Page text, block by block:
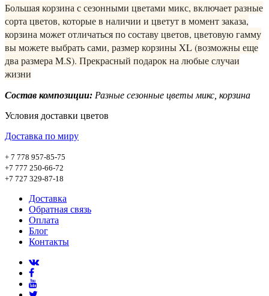
Большая корзина с сезонными цветами микс, включает разные
сорта цветов, которые в наличии и цветут в момент заказа,
корзина может отличаться по составу цветов, цветовую гамму
вы можете выбрать сами, размер корзины XL (возможны еще
два размера M.S). Прекрасный подарок на любые случаи
жизни
Состав композиции: Разные сезонные цветы микс, корзина
Условия доставки цветов
Доставка по миру
+ 7 778 957-85-75
+7 777 250-66-72
+7 727 329-87-18
Доставка
Обратная связь
Оплата
Блог
Контакты